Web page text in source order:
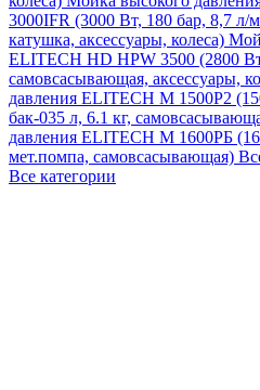
3000IFR (3000 Вт, 180 бар, 8,7 л/
катушка, аксессуары, колеса)
ELITECH HD HPW 3500 (2800
самовсасывающая, аксессуары,
давления ELITECH M 1500P2
бак-035 л, 6.1 кг,
давления ELITECH М 1600РБ
мет.помпа, самовсасывающая)
Все категории